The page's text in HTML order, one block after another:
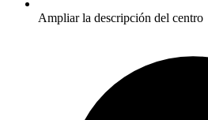
Ampliar la descripción del centro